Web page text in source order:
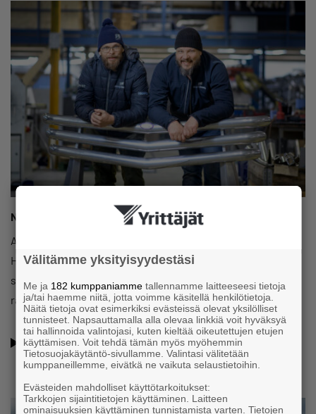
Näin ylitettiin omistajanvaihdoksen rahoituksen esteet
Ammattiliikenteen ajoneuvojen varusteluun erikoistuneen
Hio-Mexin omistajanvaihdos oli jo neuvoteltu, kun pankki
sanoi ei. Miten ostajat löysivät vaihtoehtoisen
rahoitusratkaisun?
Lue haastattelu
Välitämme yksityisyydestäsi
Me ja 182 kumppaniammetallennamme laitteeseesi tietoja
ja/tai haemme niitä, jotta voimme käsitellä henkilötietoja.
Näitä tietoja ovat esimerkiksi evästeissä olevat yksilölliset
tunnisteet. Napsauttamalla alla olevaa linkkiä voit hyväksyä
tai hallinnoida valintojasi, kuten kieltää oikeutettujen etujen
käyttämisen. Voit tehdä tämän myös myöhemmin
Tietosuojakäytäntö-sivullamme. Valintasi välitetään
kumppaneillemme, eivätkä ne vaikuta selaustietoihin.
Evästeiden mahdolliset käyttötarkoitukset:
Tarkkojen sijaintitietojen käyttäminen. Laitteen
ominaisuuksien käyttäminen tunnistamista varten. Tietojen